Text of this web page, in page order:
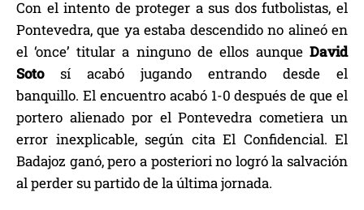
Con el intento de proteger a sus dos futbolistas, el
Pontevedra, que ya estaba descendido no alineó en
el ‘once’ titular a ninguno de ellos aunque David
Sotosí acabó jugando entrando desde el
banquillo. El encuentro acabó 1-0 después de que el
portero alienado por el Pontevedra cometiera un
error inexplicable, según cita El Confidencial. El
Badajoz ganó, pero a posteriori no logró la salvación
al perder su partido de la última jornada.